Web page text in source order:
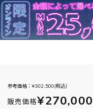
参考価格：¥302,500(税込）
販売価格¥270,000